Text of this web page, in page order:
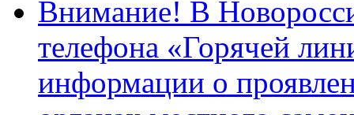
Внимание! В
телефона «Горячей
информации о